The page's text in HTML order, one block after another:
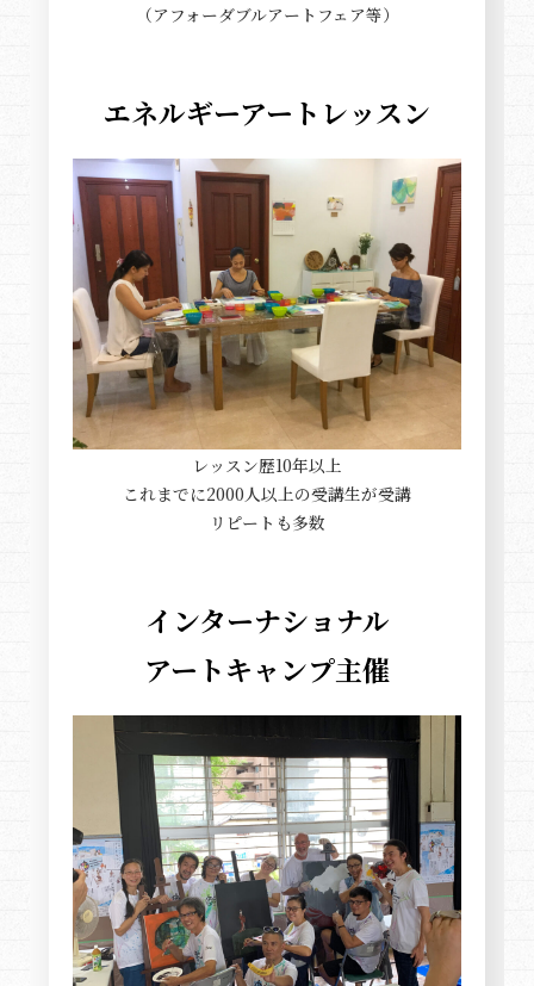
（アフォーダブルアートフェア等）
エネルギーアートレッスン
レッスン歴10年以上
これまでに2000人以上の受講生が受講
リピートも多数
インターナショナル
アートキャンプ主催